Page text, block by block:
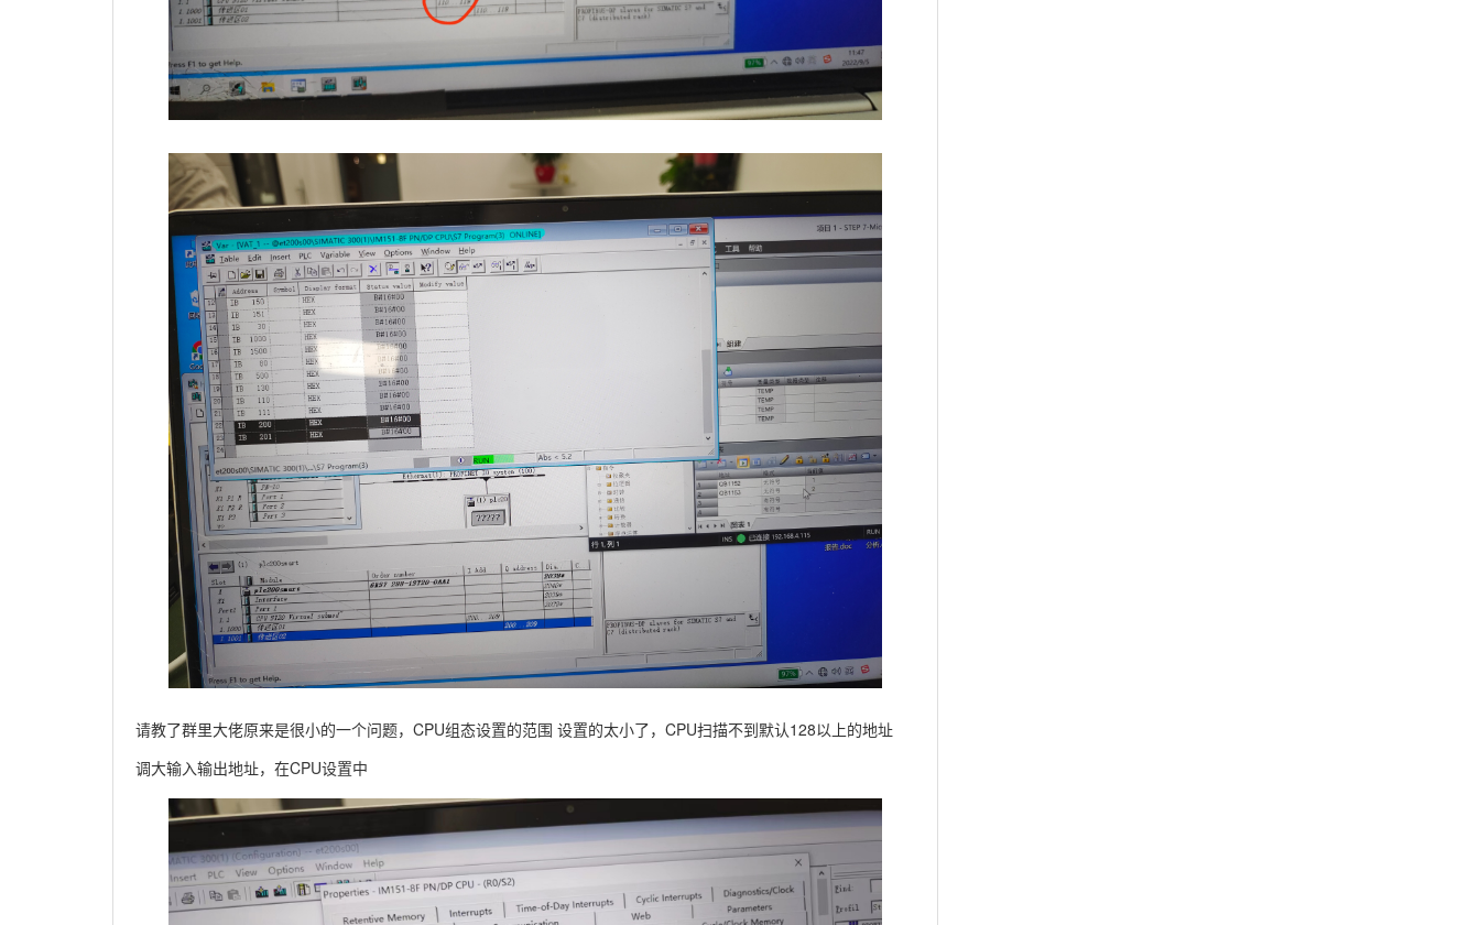
请教了群里大佬原来是很小的一个问题，CPU组态设置的范围 设置的太小了，CPU扫描不到默认128以上的地址
调大输入输出地址，在CPU设置中